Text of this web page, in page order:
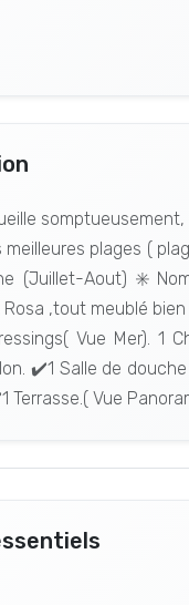
plages (
(Juillet-Aout) ✳️
,tout meublé
Vue Mer). 1
⁦✔️1 Salle de
Vue